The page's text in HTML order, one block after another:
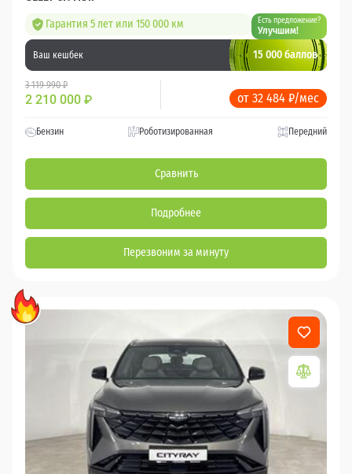
Гарантия 5 лет или 150 000 км Есть предложение?
Улучшим!
Ваш кешбек 15 000 баллов
3 119 990 ₽
2 210 000 ₽ от 32 484 ₽/мес
Бензин Роботизированная Передний
Сравнить
Подробнее
Перезвоним за минуту